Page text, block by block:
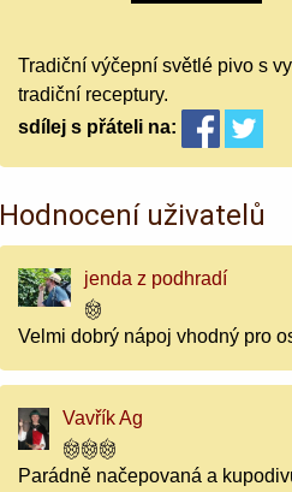
Tradiční výčepní světlé pivo s
tradiční receptury.
sdílej s přáteli na:
Hodnocení uživatelů
jenda z podhradí
Velmi dobrý nápoj vhodný pro
Vavřík Ag
Parádně načepovaná a